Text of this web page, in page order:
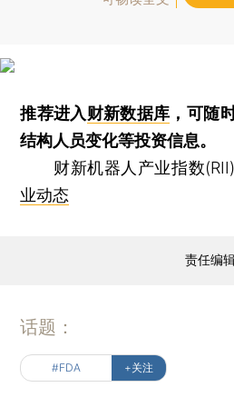
推荐进入财新数据库 ，可随
结构人员变化等投资信息。
财新机器人产业指数(RII)
业动态
责任编
话题：
#FDA +关注